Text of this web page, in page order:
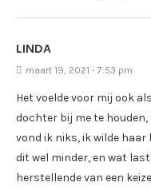
LINDA
maart 19, 2021 - 7:53 pm
Het voelde voor mij ook
dochter bij me te
vond ik niks, ik wilde
dit wel minder, en wat
herstellende van een